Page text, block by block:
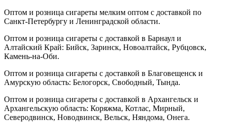
Оптом и розница сигареты мелким оптом с доставкой по
Санкт-Петербургу и Ленинградской области.
Оптом и розница сигареты с доставкой в Барнаул и
Алтайский Край: Бийск, Заринск, Новоалтайск, Рубцовск,
Камень-на-Оби.
Оптом и розница сигареты с доставкой в Благовещенск и
Амурскую область: Белогорск, Свободный, Тында.
Оптом и розница сигареты с доставкой в Архангельск и
Архангельскую область: Коряжма, Котлас, Мирный,
Северодвинск, Новодвинск, Вельск, Няндома, Онега.